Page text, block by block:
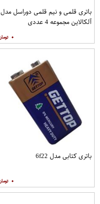
باتری قلمی و نیم قلمی دوراسل مدل
آلکالاین مجموعه 4 عددی
۰
باتری کتابی مدل 6f22
۰